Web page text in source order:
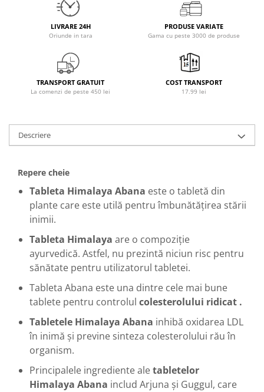
PerfectShaker
Power System
Pro Tan
REDCON1
Revoflex
RIPT
Scitec
Scivation
Skill Nutrition
Smart Shake
Swanson
Under Armour
Universal
Vitargo
Weider
Zenana
LIVRARE 24H
Oriunde in tara
PRODUSE VARIATE
Gama cu peste 3000 de produse
TRANSPORT GRATUIT
La comenzi de peste 450 lei
COST TRANSPORT
17.99 lei
Descriere
Repere cheie
Tableta Himalaya Abana este o tabletă din
plante care este utilă pentru îmbunătățirea stării
inimii.
Tableta Himalaya are o compoziție
ayurvedică. Astfel, nu prezintă niciun risc pentru
sănătate pentru utilizatorul tabletei.
Tableta Abana este una dintre cele mai bune
tablete pentru controlul colesterolului ridicat .
Tabletele Himalaya Abana inhibă oxidarea LDL
în inimă și previne sinteza colesterolului rău în
organism.
Principalele ingrediente aletabletelor
Himalaya Abana includ Arjuna și Guggul, care